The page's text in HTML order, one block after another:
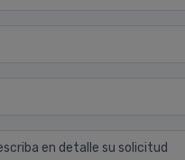
en detalle su solicitud